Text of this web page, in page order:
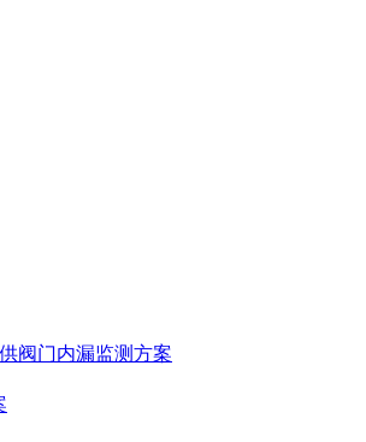
阀门内漏监测方案